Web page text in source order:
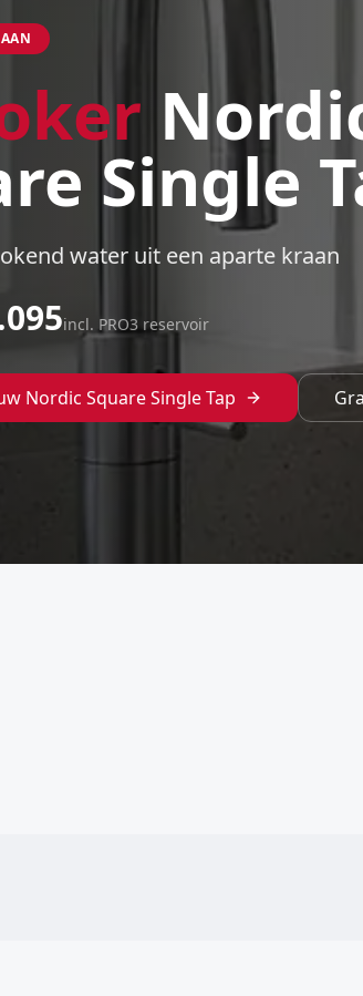
Single
water uit een aparte kraan
incl. PRO3 reservoir
Nordic Square Single Tap